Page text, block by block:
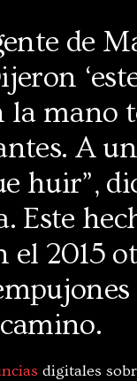
de
la mano
A
huir”,
Este
el 2015
digitales